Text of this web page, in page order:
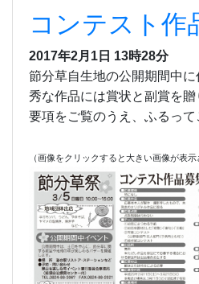
コンテスト作
2017年2月1日 13時28分
節分草自生地の公開期間中
秀な作品には賞状と副賞を
要項をご覧のうえ、ふるって
（画像をクリックすると大きい画像が表示